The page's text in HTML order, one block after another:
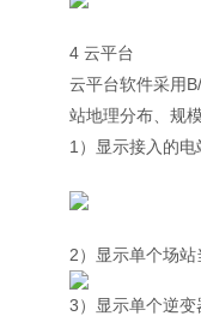
4 云平台
云平台软件采用
站地理分布、规
1）显示接入的
2）显示单个场
3）显示单个逆